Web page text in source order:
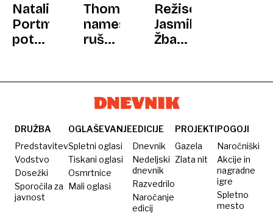
Natalie
Portman
potrdila
velik
pravi
čudež«
Thompson
namesto
rušenja
vložil
pritožbo
Režiserka
Jasmila
Žbanić
o Aidi
DRUŽBA
Predstavitev
Vodstvo
Dosežki
Sporočila za
javnost
OGLAŠEVANJE
Spletni oglasi
Tiskani oglasi
Osmrtnice
Mali oglasi
EDICIJE
Dnevnik
Nedeljski
dnevnik
Razvedrilo
Naročanje
edicij
PROJEKTI
Gazela
Zlata nit
POGOJI
Naročniški
Akcije in
nagradne
igre
Spletno
mesto